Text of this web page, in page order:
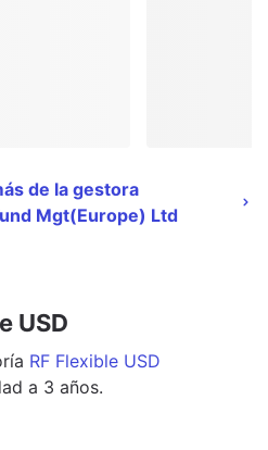
de la gestora
Mgt(Europe) Ltd
USD
RF Flexible USD
a 3 años.